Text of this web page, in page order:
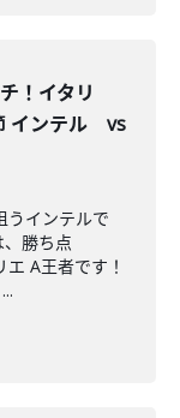
！イタリ
インテル vs
うインテルで
は、勝ち点
A王者です！